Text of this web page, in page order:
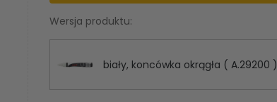
Wersja produktu:
biały, koncówka okrągła ( A.29200 )